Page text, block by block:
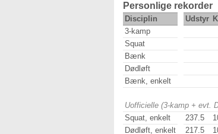
Personlige rekorder
Disciplin Udstyr
3-kamp
Squat
Bænk
Dødløft
Bænk, enkelt
Uofficielle (3-kamp + evt.
Squat, enkelt
237.5
Dødløft, enkelt
217.5